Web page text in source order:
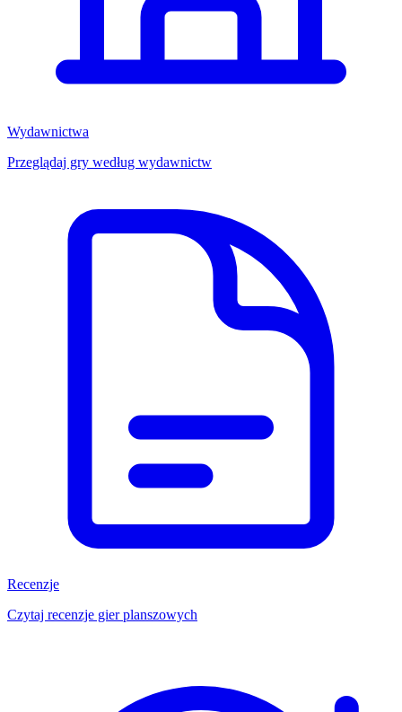
Wydawnictwa
Przeglądaj gry według wydawnictw
Recenzje
Czytaj recenzje gier planszowych